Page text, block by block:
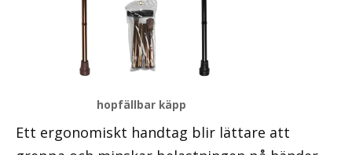
hopfällbar käpp
Ett ergonomiskt handtag blir lättare att